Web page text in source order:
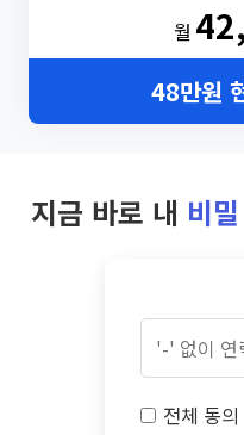
월
48만원
지금 바로 내 비
전체 동의